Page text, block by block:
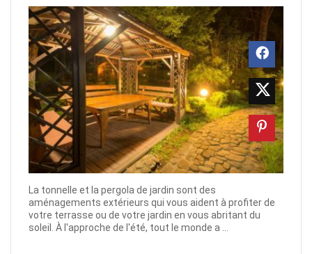
La tonnelle et la pergola de jardin sont des
aménagements extérieurs qui vous aident à profiter de
votre terrasse ou de votre jardin en vous abritant du
soleil. À l'approche de l'été, tout le monde a ...